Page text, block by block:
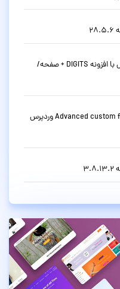
ورود و عضویت با شماره موبایل در وردپرس با افزونه DIGITS + صفحه/
افزونه فارسی مدیریت زمینه دلخواه Advanced custom fields وردپرس